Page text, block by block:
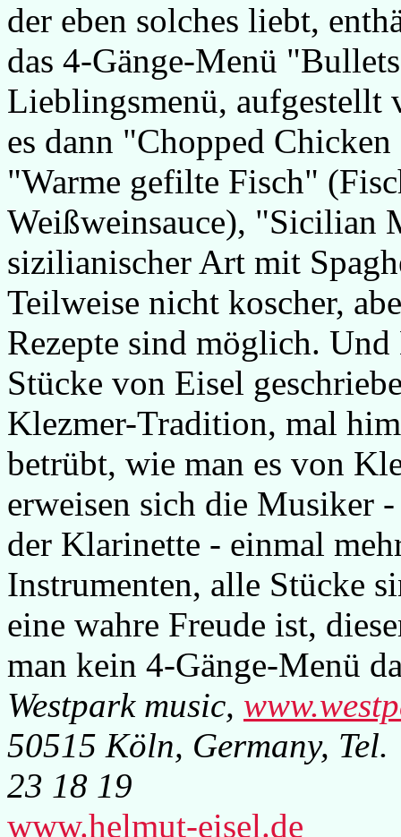
der eben solches liebt,
das 4-Gänge-Menü
Lieblingsmenü, aufgestellt
es dann "Chopped
"Warme gefilte Fisch"
Weißweinsauce), "Sicilian
sizilianischer Art mit
Teilweise nicht koscher,
Rezepte sind möglich.
Stücke von Eisel
Klezmer-Tradition, mal
betrübt, wie man es von
erweisen sich die Musiker
der Klarinette - einmal
Instrumenten, alle Stücke
eine wahre Freude ist,
man kein 4-Gänge-Menü
Westpark music,
50515 Köln, Germany,
23 18 19
www.helmut-eisel.de